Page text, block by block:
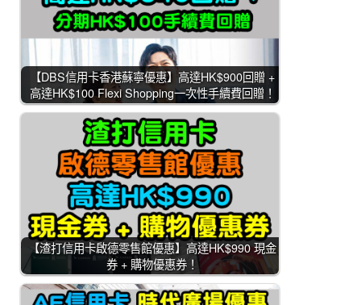
【DBS信用卡香港蘇寧優惠】高達HK$900回贈 +
高達HK$100 Flexi Shopping一次性手續費回贈！
【渣打信用卡啟德零售館優惠】高達HK$990 現金
券 + 購物優惠券！